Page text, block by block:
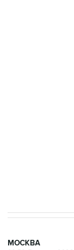
МОСКВА